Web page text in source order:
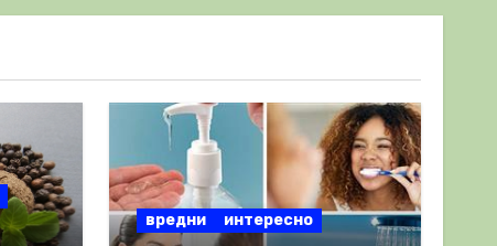
вредни интересно